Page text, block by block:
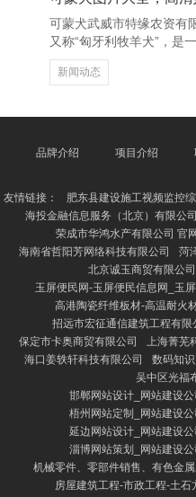
料有限责任公司 此外，
重及刺激性食品，以免加
养阴生津作用的汤品，
可蒙犬武威市特缘农资有
又称“匈牙利牧羊犬”，是
以其特有的外貌和真心的
好。它们领有浓密的白色
展，越来越多的东谈主运
样作风的图片应有
新闻动态
品牌介绍 项目介绍
友情链接： 肥东县建设施工视频监控
海投金融信息服务（北京）有限公司
荣成市华鸿水产有限公司 官
海南省哲阳芳网络科技有限公司
菏
北京诚玉商贸有限公司
玉屏便民网-玉屏便民信息网_玉
高港陶瓷纤维板材-高温耐火
招远市宏征通信建筑工程有
保定市卡奥商贸有限公司
上海菁芜
海口姜轶轩科技有限公司
数码知
吴中区光福
邯郸网站设计_网站建设
梧州网站定制_网站建设
延边网站设计_网站建设
淄博网站策划_网站建设
机械零件、零部件销售、有色金
房屋建筑工程-市政工程-土